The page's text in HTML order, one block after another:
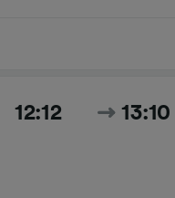
12:12 13:10